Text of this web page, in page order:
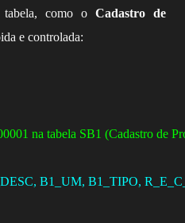
tabela, como o Cadastro de
e controlada:
na tabela SB1 (Cadastro de
B1_UM, B1_TIPO,